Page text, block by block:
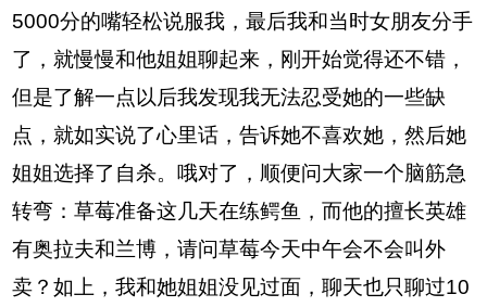
5000分的嘴轻松说服我，最后我和当时女朋友分手
了，就慢慢和他姐姐聊起来，刚开始觉得还不错，
但是了解一点以后我发现我无法忍受她的一些缺
点，就如实说了心里话，告诉她不喜欢她，然后她
姐姐选择了自杀。哦对了，顺便问大家一个脑筋急
转弯：草莓准备这几天在练鳄鱼，而他的擅长英雄
有奥拉夫和兰博，请问草莓今天中午会不会叫外
卖？如上，我和她姐姐没见过面，聊天也只聊过10